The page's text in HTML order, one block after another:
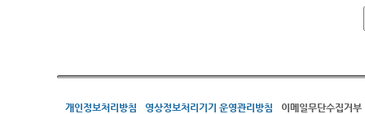
개인정보처리방침 영상정보처리기기 운영관리방침 이메일무단수집거부